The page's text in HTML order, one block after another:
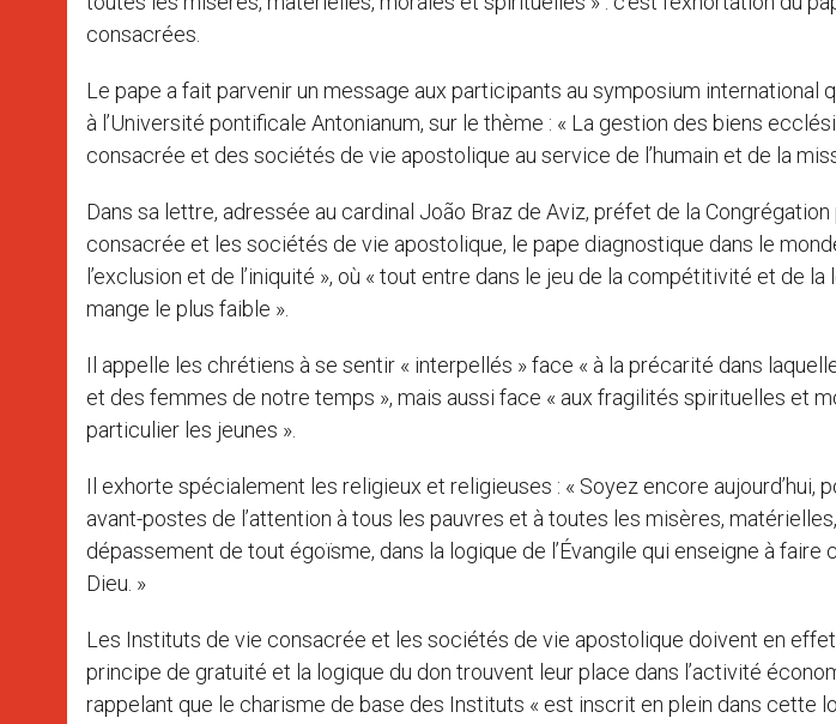
consacrées.
Le pape a fait parvenir un message aux participants au symposium international
à l’Université pontificale Antonianum, sur le thème : « La gestion des biens
consacrée et des sociétés de vie apostolique au service de l’humain et de la
Dans sa lettre, adressée au cardinal João Braz de Aviz, préfet de la
consacrée et les sociétés de vie apostolique, le pape diagnostique dans le
l’exclusion et de l’iniquité », où « tout entre dans le jeu de la compétitivité et de
mange le plus faible ».
Il appelle les chrétiens à se sentir « interpellés » face « à la précarité dans
et des femmes de notre temps », mais aussi face « aux fragilités spirituelles et
particulier les jeunes ».
Il exhorte spécialement les religieux et religieuses : « Soyez encore aujourd’hui,
avant-postes de l’attention à tous les pauvres et à toutes les misères,
dépassement de tout égoïsme, dans la logique de l’Évangile qui enseigne à faire
Dieu. »
Les Instituts de vie consacrée et les sociétés de vie apostolique doivent en
principe de gratuité et la logique du don trouvent leur place dans l’activité
rappelant que le charisme de base des Instituts « est inscrit en plein dans cette